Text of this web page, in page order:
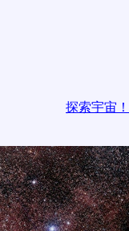
探索宇宙！